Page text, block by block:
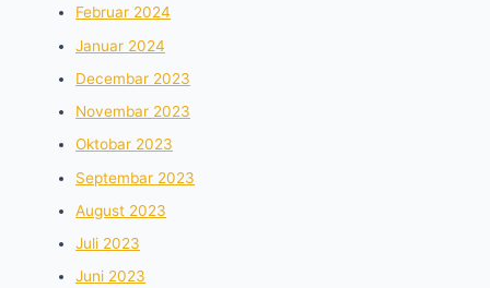
Februar 2024
Januar 2024
Decembar 2023
Novembar 2023
Oktobar 2023
Septembar 2023
August 2023
Juli 2023
Juni 2023